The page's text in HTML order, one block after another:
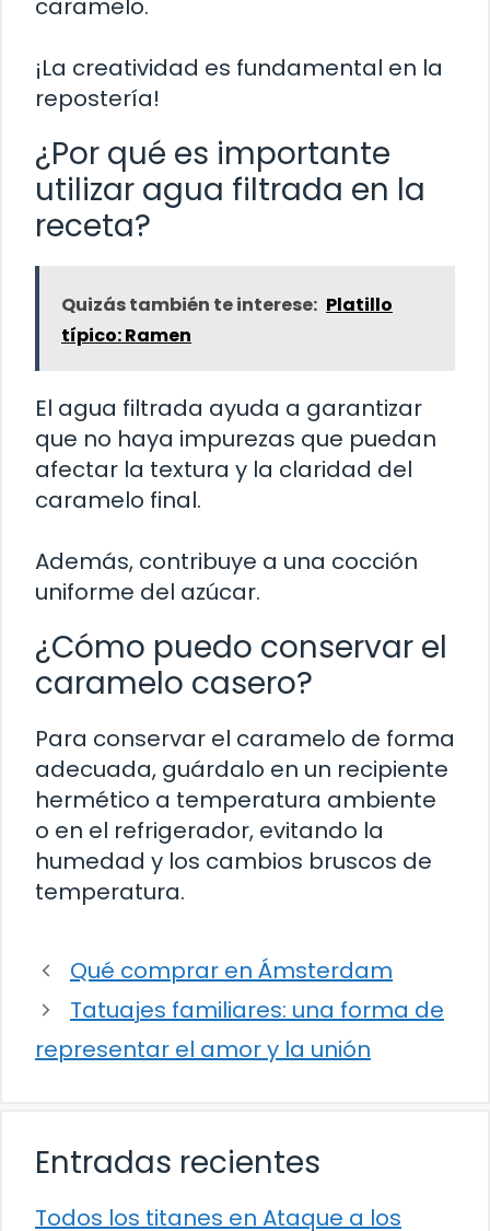
caramelo.
¡La creatividad es fundamental en la
repostería!
¿Por qué es importante
utilizar agua filtrada en la
receta?
Quizás también te interese: Platillo
típico: Ramen
El agua filtrada ayuda a garantizar
que no haya impurezas que puedan
afectar la textura y la claridad del
caramelo final.
Además, contribuye a una cocción
uniforme del azúcar.
¿Cómo puedo conservar el
caramelo casero?
Para conservar el caramelo de forma
adecuada, guárdalo en un recipiente
hermético a temperatura ambiente
o en el refrigerador, evitando la
humedad y los cambios bruscos de
temperatura.
Qué comprar en Ámsterdam
Tatuajes familiares: una forma de
representar el amor y la unión
Entradas recientes
Todos los titanes en Ataque a los